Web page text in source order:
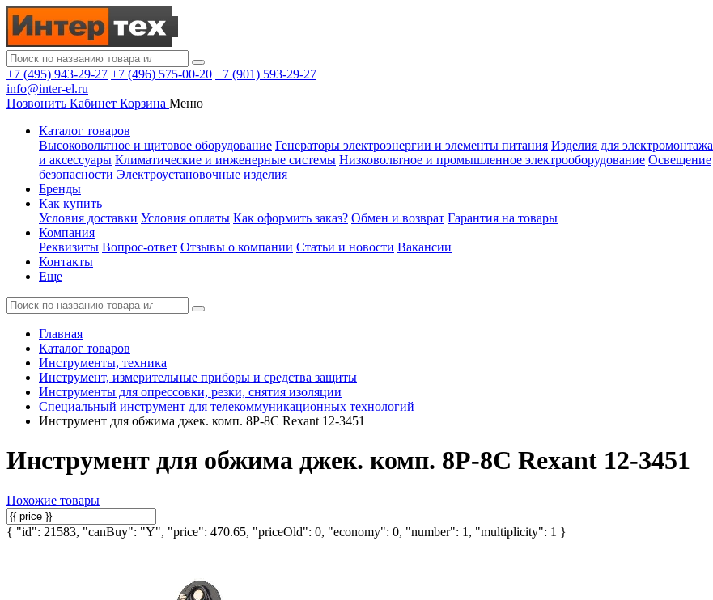
+7 (495) 943-29-27 +7 (496) 575-00-20 +7 (901) 593-29-27
info@inter-el.ru
Позвонить Кабинет Корзина Меню
Каталог товаров
Высоковольтное и щитовое оборудование Генераторы электроэнергии и элементы питания Изделия для электромонтажа
и аксессуары Климатические и инженерные системы Низковольтное и промышленное электрооборудование Освещение
безопасности Электроустановочные изделия
Бренды
Как купить
Условия доставки Условия оплаты Как оформить заказ? Обмен и возврат Гарантия на товары
Компания
Реквизиты Вопрос-ответ Отзывы о компании Статьи и новости Вакансии
Контакты
Еще
Главная
Каталог товаров
Инструменты, техника
Инструмент, измерительные приборы и средства защиты
Инструменты для опрессовки, резки, снятия изоляции
Специальный инструмент для телекоммуникационных технологий
Инструмент для обжима джек. комп. 8P-8C Rexant 12-3451
Инструмент для обжима джек. комп. 8P-8C Rexant 12-3451
Похожие товары
{ "id": 21583, "canBuy": "Y", "price": 470.65, "priceOld": 0, "economy": 0, "number": 1, "multiplicity": 1 }